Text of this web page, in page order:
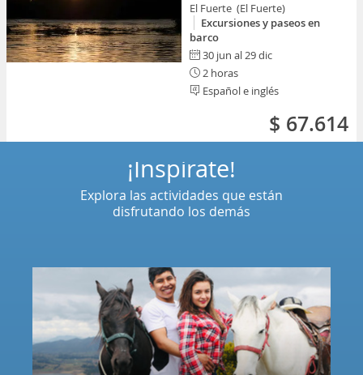
El Fuerte (El Fuerte)
Excursiones y paseos en
barco
30 jun al 29 dic
2 horas
Español e inglés
$ 67.614
¡Inspírate!
Explora las actividades que están
disfrutando los demás